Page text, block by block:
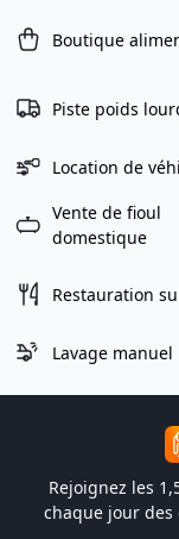
Boutique
Piste poids
Location de
Vente de fioul
domestique
Restauration
Lavage manuel
Rejoignez les
chaque jour